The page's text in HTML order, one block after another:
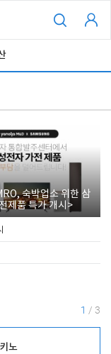
숙박업소 위한 삼
제품 특가 개시>
1 / 3
노